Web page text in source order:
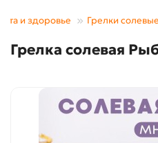
и здоровье Грелки солевые
Грелка солевая